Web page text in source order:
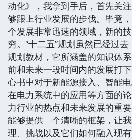
动化》，我拿到手后，首先关
够跟上行业发展的步伐。毕竟
个发展非常迅速的领域，新的
穷。“十二五”规划虽然已经过
规划教材，它所涵盖的知识体
前和未来一段时间内的发展打
心书中对于新能源接入、智能
在电力系统中的应用等方面的
力行业的热点和未来发展的重
能够提供一个清晰的框架，让
理、挑战以及它们如何融入现